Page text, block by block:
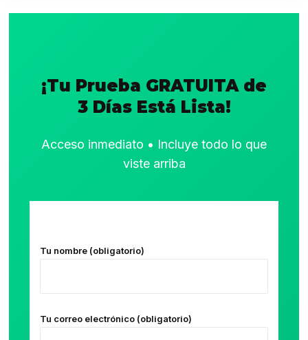
¡Tu Prueba GRATUITA de
3 Días Está Lista!
Acceso inmediato • Incluye todo lo que
viste arriba
Tu nombre (obligatorio)
Tu correo electrónico (obligatorio)